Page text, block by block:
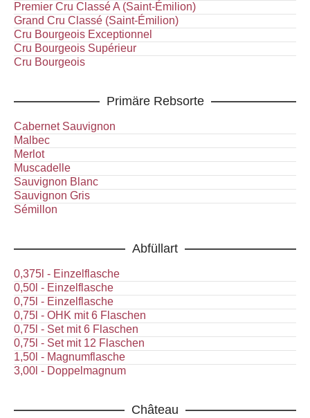
Premier Cru Classé A (Saint-Émilion)
Grand Cru Classé (Saint-Émilion)
Cru Bourgeois Exceptionnel
Cru Bourgeois Supérieur
Cru Bourgeois
Primäre Rebsorte
Cabernet Sauvignon
Malbec
Merlot
Muscadelle
Sauvignon Blanc
Sauvignon Gris
Sémillon
Abfüllart
0,375l - Einzelflasche
0,50l - Einzelflasche
0,75l - Einzelflasche
0,75l - OHK mit 6 Flaschen
0,75l - Set mit 6 Flaschen
0,75l - Set mit 12 Flaschen
1,50l - Magnumflasche
3,00l - Doppelmagnum
Château